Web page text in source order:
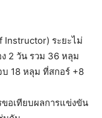
Instructor) ระยะไม่
2 วัน รวม 36 หลุม
18 หลุม ที่สกอร์ +8
อเทียบผลการแข่งขัน